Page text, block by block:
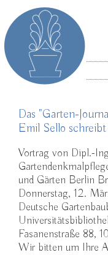
Menü
Das "Garten-
Emil Sello
Vortrag von Dipl.-
und Gärten Berlin
Donnerstag, 12.
Deutsche
Fasanenstraße 88,
Wir bitten um Ihre